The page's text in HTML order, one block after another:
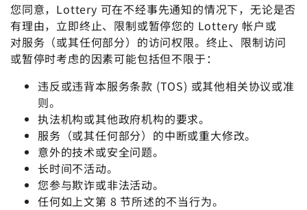
您同意，Lottery 可在不经事先通知的情况下，无论是否
有理由，立即终止、限制或暂停您的 Lottery 帐户或
对服务（或其任何部分）的访问权限。终止、限制访问
或暂停时考虑的因素可能包括但不限于：
违反或违背本服务条款 (TOS) 或其他相关协议或准
则。
执法机构或其他政府机构的要求。
服务（或其任何部分）的中断或重大修改。
意外的技术或安全问题。
长时间不活动。
您参与欺诈或非法活动。
任何如上文第 8 节所述的不当行为。